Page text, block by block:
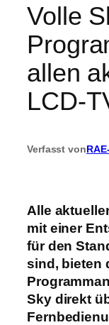
Volle
allen
LCD-
Verfasst von
Alle
mit einer
für den
sind, bieten
Sky direkt